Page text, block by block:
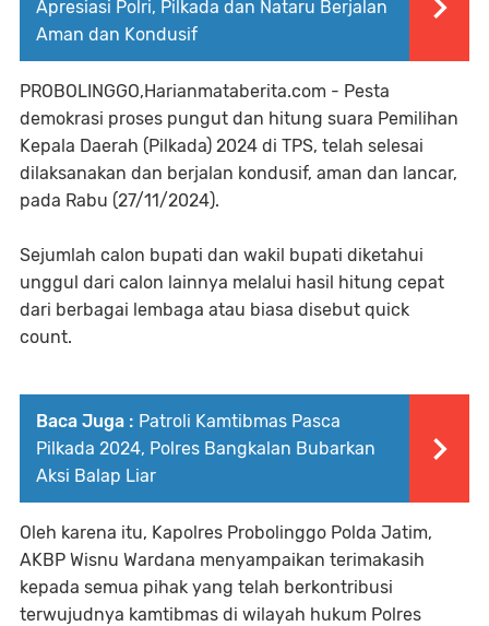
Apresiasi Polri, Pilkada dan Nataru Berjalan
Aman dan Kondusif
PROBOLINGGO,Harianmataberita.com - Pesta
demokrasi proses pungut dan hitung suara Pemilihan
Kepala Daerah (Pilkada) 2024 di TPS, telah selesai
dilaksanakan dan berjalan kondusif, aman dan lancar,
pada Rabu (27/11/2024).
Sejumlah calon bupati dan wakil bupati diketahui
unggul dari calon lainnya melalui hasil hitung cepat
dari berbagai lembaga atau biasa disebut quick
count.
Baca Juga : Patroli Kamtibmas Pasca
Pilkada 2024, Polres Bangkalan Bubarkan
Aksi Balap Liar
Oleh karena itu, Kapolres Probolinggo Polda Jatim,
AKBP Wisnu Wardana menyampaikan terimakasih
kepada semua pihak yang telah berkontribusi
terwujudnya kamtibmas di wilayah hukum Polres